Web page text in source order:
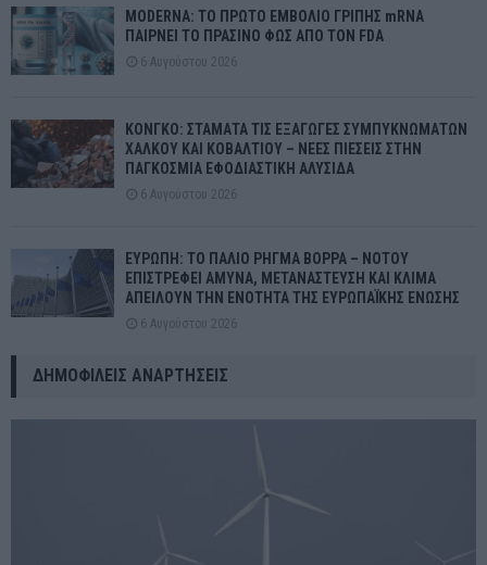
MODERNA: ΤΟ ΠΡΩΤΟ ΕΜΒΟΛΙΟ ΓΡΙΠΗΣ mRNA
ΠΑΙΡΝΕΙ ΤΟ ΠΡΑΣΙΝΟ ΦΩΣ ΑΠΟ ΤΟΝ FDA
6 Αυγούστου 2026
ΚΟΝΓΚΟ: ΣΤΑΜΑΤΑ ΤΙΣ ΕΞΑΓΩΓΕΣ ΣΥΜΠΥΚΝΩΜΑΤΩΝ
ΧΑΛΚΟΥ ΚΑΙ ΚΟΒΑΛΤΙΟΥ – ΝΕΕΣ ΠΙΕΣΕΙΣ ΣΤΗΝ
ΠΑΓΚΟΣΜΙΑ ΕΦΟΔΙΑΣΤΙΚΗ ΑΛΥΣΙΔΑ
6 Αυγούστου 2026
ΕΥΡΩΠΗ: ΤΟ ΠΑΛΙΟ ΡΗΓΜΑ ΒΟΡΡΑ – ΝΟΤΟΥ
ΕΠΙΣΤΡΕΦΕΙ ΑΜΥΝΑ, ΜΕΤΑΝΑΣΤΕΥΣΗ ΚΑΙ ΚΛΙΜΑ
ΑΠΕΙΛΟΥΝ ΤΗΝ ΕΝΟΤΗΤΑ ΤΗΣ ΕΥΡΩΠΑΪΚΗΣ ΕΝΩΣΗΣ
6 Αυγούστου 2026
ΔΗΜΟΦΙΛΕΊΣ ΑΝΑΡΤΉΣΕΙΣ